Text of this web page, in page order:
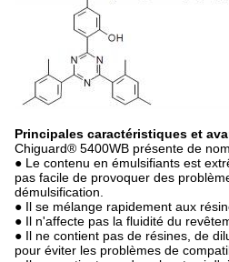
Principales caractéristiques et
Chiguard® 5400WB présente de
● Le contenu en émulsifiants est
pas facile de provoquer des
démulsification.
● Il se mélange rapidement aux
● Il n'affecte pas la fluidité du
● Il ne contient pas de résines, de
pour éviter les problèmes de